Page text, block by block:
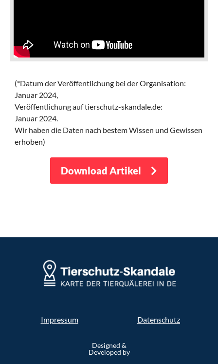
(*Datum der Veröffentlichung bei der Organisation:
Januar 2024,
Veröffentlichung auf tierschutz-skandale.de:
Januar 2024.
Wir haben die Daten nach bestem Wissen und Gewissen
erhoben)
Download Artikel
Impressum Datenschutz
Designed &
Developed by